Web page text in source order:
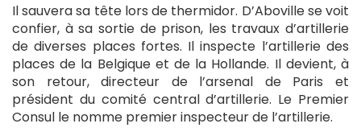
Il sauvera sa tête lors de thermidor. D’Aboville se voit
confier, à sa sortie de prison, les travaux d’artillerie
de diverses places fortes. Il inspecte l’artillerie des
places de la Belgique et de la Hollande. Il devient, à
son retour, directeur de l’arsenal de Paris et
président du comité central d’artillerie. Le Premier
Consul le nomme premier inspecteur de l’artillerie.